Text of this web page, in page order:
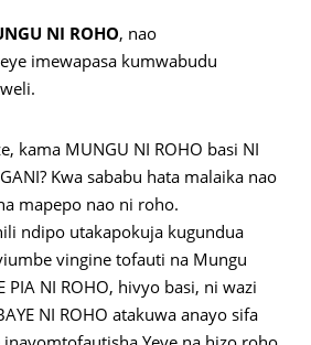
NI ROHO, nao
imewapasa kumwabudu
kama MUNGU NI ROHO basi NI
Kwa sababu hata malaika nao
mapepo nao ni roho.
ndipo utakapokuja kugundua
vingine tofauti na Mungu
PIA NI ROHO, hivyo basi, ni wazi
NI ROHO atakuwa anayo sifa